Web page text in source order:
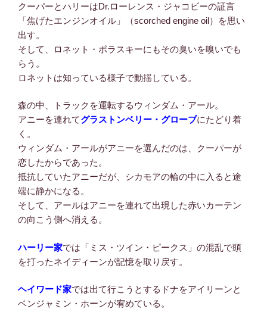
クーパーとハリーはDr.ローレンス・ジャコビーの証言
「焦げたエンジンオイル」（scorched engine oil）を思い
出す。
そして、ロネット・ポラスキーにもその臭いを嗅いでも
らう。
ロネットは知っている様子で動揺している。
森の中、トラックを運転するウィンダム・アール。
アニーを連れてグラストンベリー・グローブにたどり着
く。
ウィンダム・アールがアニーを選んだのは、クーパーが
恋したからであった。
抵抗していたアニーだが、シカモアの輪の中に入ると途
端に静かになる。
そして、アールはアニーを連れて出現した赤いカーテン
の向こう側へ消える。
ハーリー家では「ミス・ツイン・ピークス」の混乱で頭
を打ったネイディーンが記憶を取り戻す。
ヘイワード家では出て行こうとするドナをアイリーンと
ベンジャミン・ホーンが宥めている。